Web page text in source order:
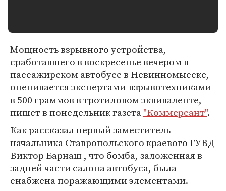
Мощность взрывного устройства,
сработавшего в воскресенье вечером в
пассажирском автобусе в Невинномысске,
оценивается экспертами-взрывотехниками
в 500 граммов в тротиловом эквиваленте,
пишет в понедельник газета"Коммерсант".
Как рассказал первый заместитель
начальника Ставропольского краевого ГУВД
Виктор Барнаш , что бомба, заложенная в
задней части салона автобуса, была
снабжена поражающими элементами.